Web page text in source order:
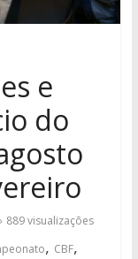
e
do
889 visualizações
, CBF,